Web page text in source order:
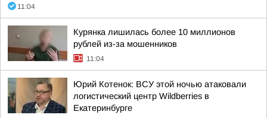
11:04
Курянка лишилась более 10 миллионов
рублей из-за мошенников
11:04
Юрий Котенок: ВСУ этой ночью атаковали
логистический центр Wildberries в
Екатеринбурге